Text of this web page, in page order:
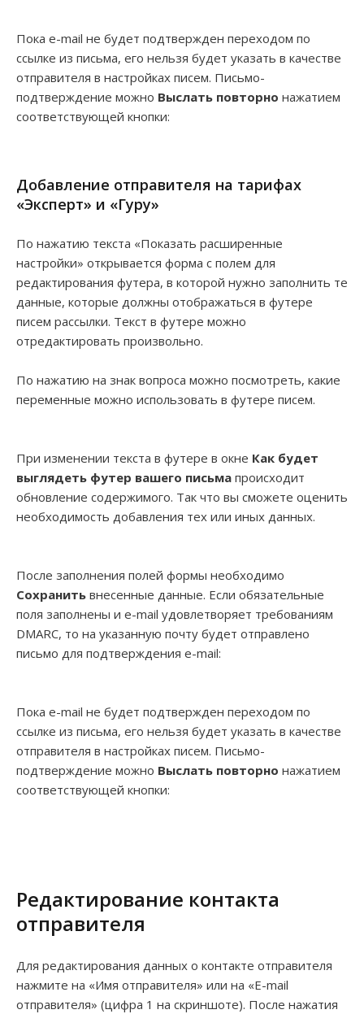
Пока e-mail не будет подтвержден переходом по
ссылке из письма, его нельзя будет указать в качестве
отправителя в настройках писем. Письмо-
подтверждение можно Выслать повторно нажатием
соответствующей кнопки:
Добавление отправителя на тарифах
«Эксперт» и «Гуру»
По нажатию текста «Показать расширенные
настройки» открывается форма с полем для
редактирования футера, в которой нужно заполнить те
данные, которые должны отображаться в футере
писем рассылки. Текст в футере можно
отредактировать произвольно.
По нажатию на знак вопроса можно посмотреть, какие
переменные можно использовать в футере писем.
При изменении текста в футере в окне Как будет
выглядеть футер вашего письма происходит
обновление содержимого. Так что вы сможете оценить
необходимость добавления тех или иных данных.
После заполнения полей формы необходимо
Сохранить внесенные данные. Если обязательные
поля заполнены и e-mail удовлетворяет требованиям
DMARC, то на указанную почту будет отправлено
письмо для подтверждения e-mail:
Пока e-mail не будет подтвержден переходом по
ссылке из письма, его нельзя будет указать в качестве
отправителя в настройках писем. Письмо-
подтверждение можно Выслать повторно нажатием
соответствующей кнопки:
Редактирование контакта
отправителя
Для редактирования данных о контакте отправителя
нажмите на «Имя отправителя» или на «E-mail
отправителя» (цифра 1 на скриншоте). После нажатия